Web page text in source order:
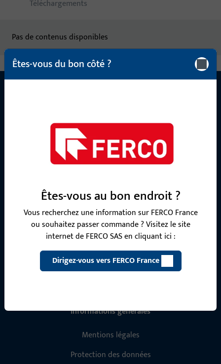
Téléchargements
Pas de contenus disponibles
Nous sommes à votre disposition !
Notre équipe de service après-vente se tient à votre
disposition pour répondre à toutes vos questions concernant
contacter par téléphone ou par e-mail.
Contactez-nous
Appelez-nous
Êtes-vous du bon côté ?
Êtes-vous au bon endroit ?
Vous recherchez une information sur FERCO France
ou souhaitez passer commande ? Visitez le site
internet de FERCO SAS en cliquant ici :
Dirigez-vous vers FERCO France
Informations générales
Mentions légales
Protection des données